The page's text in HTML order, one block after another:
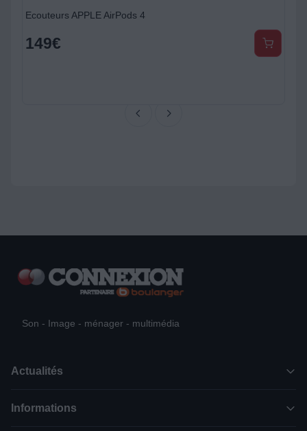
Ecouteurs APPLE AirPods 4
149€
Son - Image - ménager - multimédia
Actualités
Informations